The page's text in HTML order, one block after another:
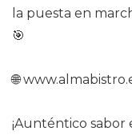
la puesta en
🎯
🌐
¡Aunténtico sabor